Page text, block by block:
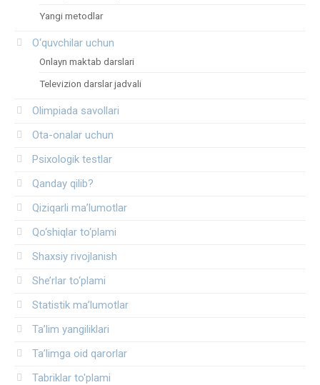
Yangi metodlar
O‘quvchilar uchun
Onlayn maktab darslari
Televizion darslar jadvali
Olimpiada savollari
Ota-onalar uchun
Psixologik testlar
Qanday qilib?
Qiziqarli ma’lumotlar
Qo‘shiqlar to‘plami
Shaxsiy rivojlanish
She’rlar to‘plami
Statistik ma’lumotlar
Ta’lim yangiliklari
Ta’limga oid qarorlar
Tabriklar to'plami